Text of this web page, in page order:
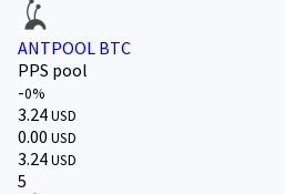
ANTPOOL BTC
PPS pool
-0%
3.24USD
0.00 USD
3.24USD
5